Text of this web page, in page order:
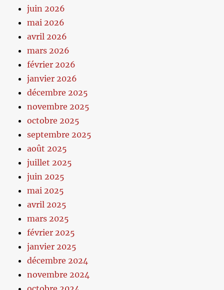
juin 2026
mai 2026
avril 2026
mars 2026
février 2026
janvier 2026
décembre 2025
novembre 2025
octobre 2025
septembre 2025
août 2025
juillet 2025
juin 2025
mai 2025
avril 2025
mars 2025
février 2025
janvier 2025
décembre 2024
novembre 2024